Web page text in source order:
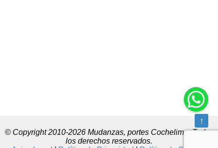
© Copyright 2010-2026 Mudanzas, portes Cochelimp. Todos
los derechos reservados.
↑